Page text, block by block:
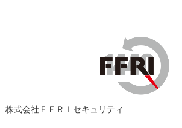
株式会社ＦＦＲＩセキュリティ